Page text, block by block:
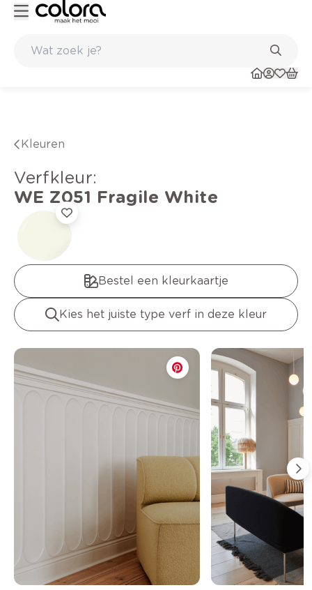
Kleuren
verfkleur:
WE Z051 Fragile White
Bestel een kleurkaartje
Kies het juiste type verf in deze kleur